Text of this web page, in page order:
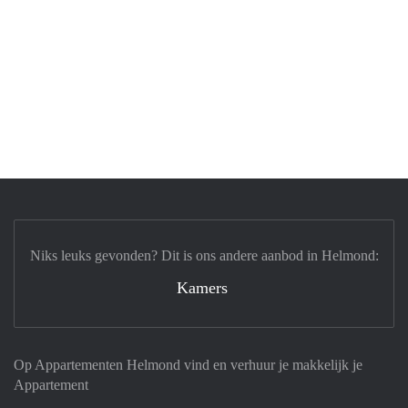
Op Appartementen Helmond vind en verhuur je makkelijk je
Appartement
Niks leuks gevonden? Dit is ons andere aanbod in Helmond:
Kamers